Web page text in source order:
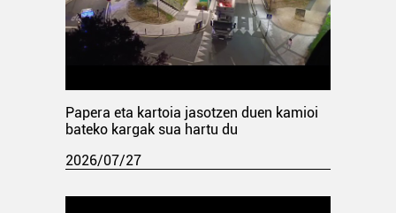
Papera eta kartoia jasotzen duen kamioi
bateko kargak sua hartu du
2026/07/27